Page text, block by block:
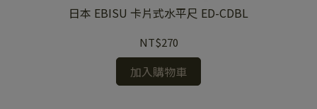
日本 EBISU 卡片式水平尺 ED-CDBL
NT$270
加入購物車